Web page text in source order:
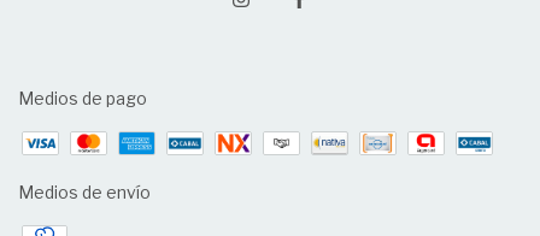
Medios de pago
Medios de envío